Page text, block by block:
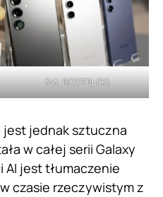
fot. ROOTBLOG
jest jednak sztuczna
w całej serii Galaxy
AI jest tłumaczenie
czasie rzeczywistym z